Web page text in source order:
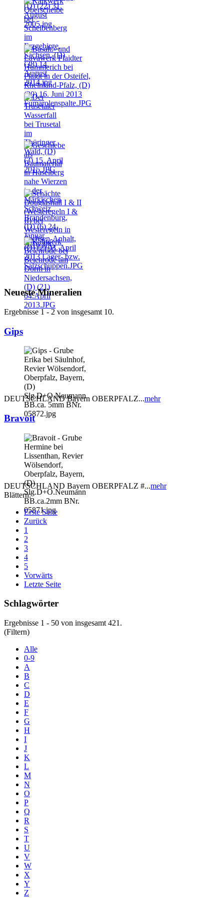
Neueste Mineralien
Ergebnisse 1 - 2 von insgesamt 10.
Gips
DEUTSCHLAND Bayern OBERPFALZ...mehr
Bravoit
DEUTSCHLAND Bayern OBERPFALZ #...mehr
Blättern:
Erste Seite
Zurück
1
2
3
4
5
Vorwärts
Letzte Seite
Schlagwörter
Ergebnisse 1 - 50 von insgesamt 421.
(Filtern)
Alle
0-9
A
B
C
D
E
F
G
H
I
J
K
L
M
N
O
P
Q
R
S
T
U
V
W
X
Y
Z